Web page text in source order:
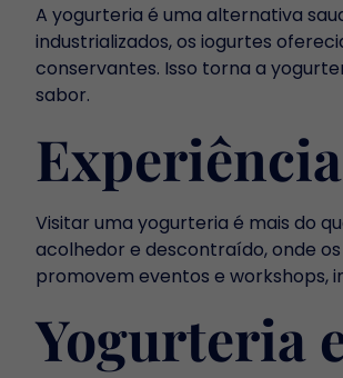
A yogurteria é uma alternativa
industrializados, os iogurtes
conservantes. Isso torna a
sabor.
Visitar uma yogurteria é mais do
acolhedor e descontraído, onde
promovem eventos e workshops,
Yogurteria